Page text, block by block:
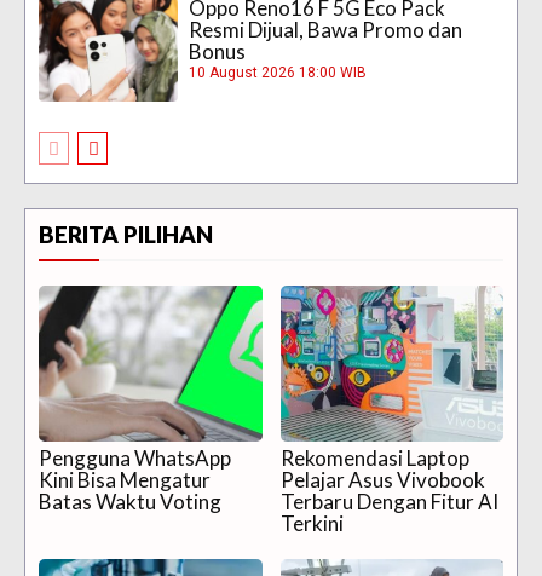
Oppo Reno16 F 5G Eco Pack
Resmi Dijual, Bawa Promo dan
Bonus
10 August 2026 18:00 WIB
BERITA PILIHAN
Pengguna WhatsApp
Kini Bisa Mengatur
Batas Waktu Voting
Rekomendasi Laptop
Pelajar Asus Vivobook
Terbaru Dengan Fitur AI
Terkini